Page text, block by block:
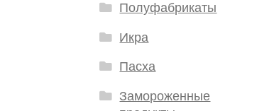
Полуфабрикаты
Икра
Пасха
Замороженные